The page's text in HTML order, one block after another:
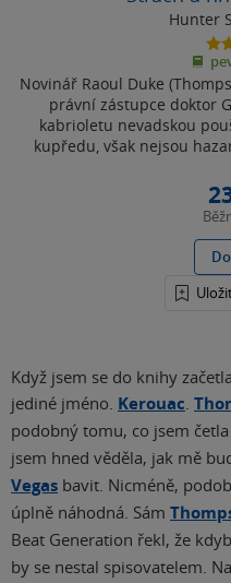
Hunter
Novinář Raoul Duke
právní zástupce doktor
kabrioletu nevadskou
kupředu, však nejsou
Když jsem se do knihy
jediné jméno. Kerouac.
podobný tomu, co jsem
jsem hned věděla, jak mě
Vegas bavit. Nicméně,
úplně náhodná. Sám
Beat Generation řekl, že
by se nestal spisovatelem.